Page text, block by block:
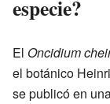
especie?
El Oncidium
el botánico
se publicó en